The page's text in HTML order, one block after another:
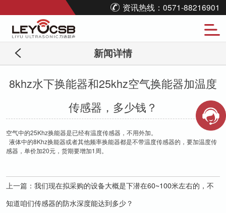
资讯热线：0571-88216901
新闻详情
8khz水下换能器和25khz空气换能器加温度
传感器，多少钱？
空气中的25Khz换能器是已经有温度传感器，不用外加。
液体中的8Khz换能器或者其他频率换能器都是不带温度传感器的，要加温度传
感器，单价加20元，货期要增加1周。
上一篇： 我们现在拟采购的设备大概是下潜在60~100米左右的，不
知道咱们传感器的防水深度能达到多少？